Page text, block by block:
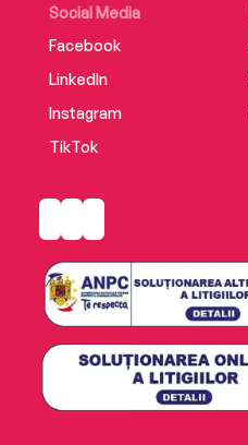
Social Media
Facebook
LinkedIn
Instagram
TikTok